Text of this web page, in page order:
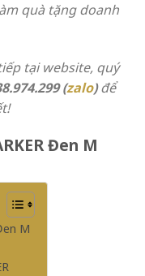
quà tặng doanh
tại website, quý
(zalo)để
Đen M
M